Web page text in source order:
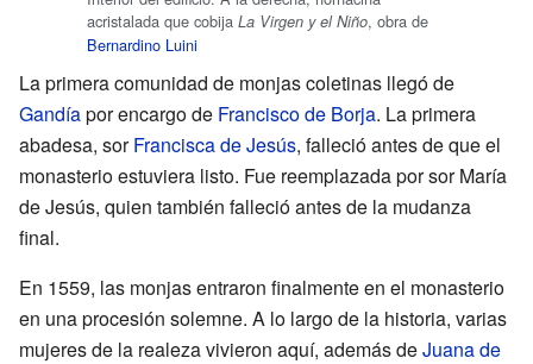
acristalada que cobija La Virgen y el Niño, obra de
Bernardino Luini
La primera comunidad de monjas coletinas llegó de
Gandíapor encargo de Francisco de Borja. La primera
abadesa, sorFrancisca de Jesús, falleció antes de que el
monasterio estuviera listo. Fue reemplazada por sor María
de Jesús, quien también falleció antes de la mudanza
final.
En 1559, las monjas entraron finalmente en el monasterio
en una procesión solemne. A lo largo de la historia, varias
mujeres de la realeza vivieron aquí, además deJuana de